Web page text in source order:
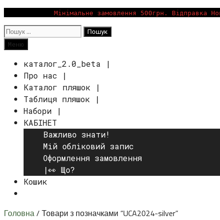
до
вмісту
Мінімальне замовлення 500грн. Відправка
Пошук:
Пошук
Меню
каталог_2.0_beta |
Про нас |
Каталог пляшок |
Таблиця пляшок |
Набори |
КАБІНЕТ
Важливо знати!
Мій обліковий запис
Оформлення замовлення
|👀 Що?
Кошик
Головна/ Товари з позначками “UCA2024-silver”